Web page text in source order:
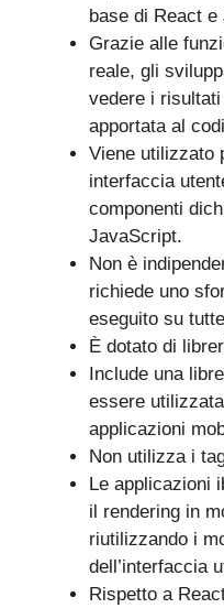
base di React
Grazie alle
reale, gli
vedere i risultati
apportata al
Viene utilizzato
interfaccia
componenti
JavaScript.
Non è
richiede uno
eseguito su
È dotato di
Include una
essere
applicazioni
Non utilizza i
Le applicazioni
il rendering in
riutilizzando i
dell’interfaccia
Rispetto a